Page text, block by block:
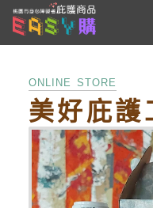
跳到主要內容
ONLINE STORE
美好庇護